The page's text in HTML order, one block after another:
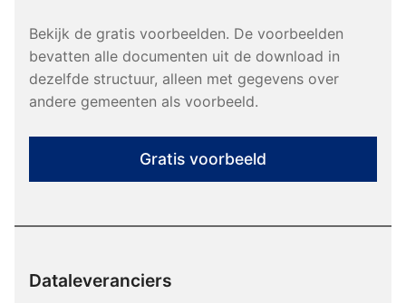
Bekijk de gratis voorbeelden. De voorbeelden
bevatten alle documenten uit de download in
dezelfde structuur, alleen met gegevens over
andere gemeenten als voorbeeld.
Gratis voorbeeld
Dataleveranciers